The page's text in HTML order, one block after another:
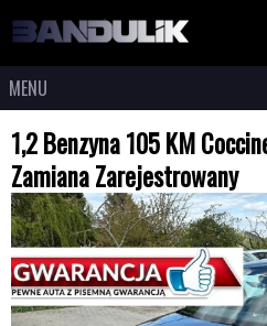
MENU
1,2 Benzyna 105 KM
Zamiana Zarejestrowany